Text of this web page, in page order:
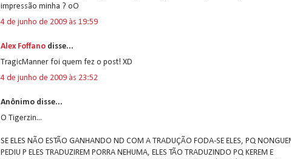
impressão minha ? oO
4 de junho de 2009 às 19:59
Alex Foffano disse...
TragicManner foi quem fez o post! XD
4 de junho de 2009 às 23:52
Anônimo disse...
O Tigerzin...
SE ELES NÃO ESTÃO GANHANDO ND COM A TRADUÇÃO FODA-SE ELES, PQ
PEDIU P ELES TRADUZIREM PORRA NEHUMA, ELES TÃO TRADUZINDO PQ KEREM E